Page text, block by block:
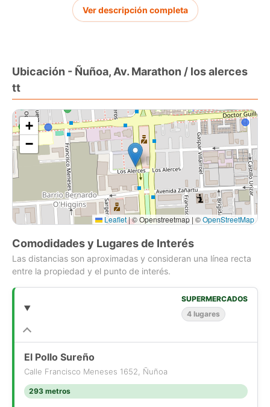
cercana a Metro Nuble y Rodrigo de Araya , Muy buena
oportunidad , No dejar de Visitar , TT
Ver descripción completa
Ubicación - Ñuñoa, Av. Marathon / los alerces
tt
+
−
Leaflet|© Openstreetmap | ©OpenStreetMap
Comodidades y Lugares de Interés
Las distancias son aproximadas y consideran una línea recta
entre la propiedad y el punto de interés.
SUPERMERCADOS
4 lugares
El Pollo Sureño
Calle Francisco Meneses 1652, Ñuñoa
293 metros